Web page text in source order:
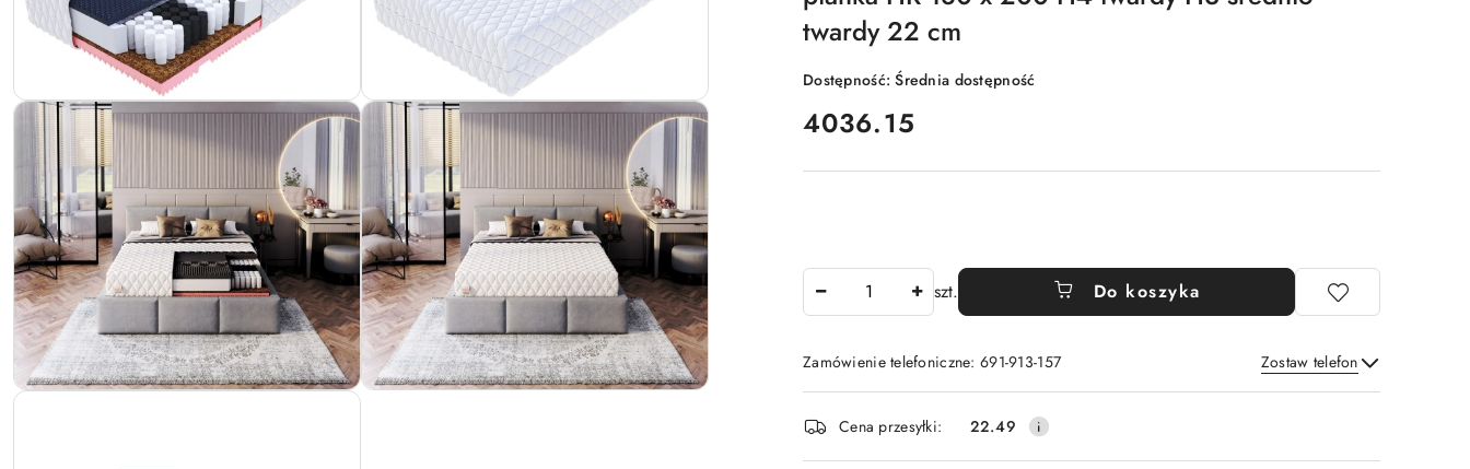
twardy 22 cm
Dostępność:Średnia dostępność
cena:
4036.15
szt. Do koszyka
Zamówienie telefoniczne: 691-913-157 Zostaw telefon
Wyślij
Dostępność
i
Cena przesyłki: 22.49